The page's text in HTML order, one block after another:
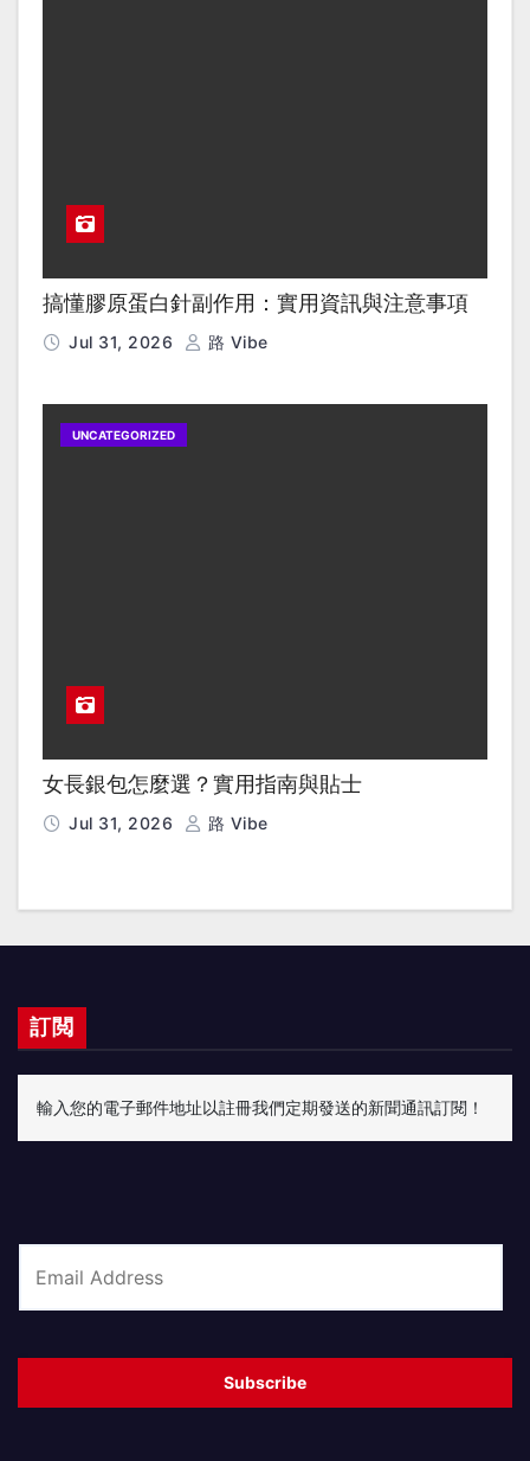
搞懂膠原蛋白針副作用：實用資訊與注意事項
Jul 31, 2026 路 Vibe
UNCATEGORIZED
女長銀包怎麼選？實用指南與貼士
Jul 31, 2026 路 Vibe
訂閲
輸入您的電子郵件地址以註冊我們定期發送的新聞通訊訂閱！
i
Subscribe